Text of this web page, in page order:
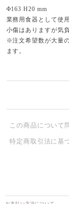
Φ163 H20 mm
業務用食器として使
小傷はありますが気
※注文希望数が大量
ます。
この商品について
特定商取引法に基